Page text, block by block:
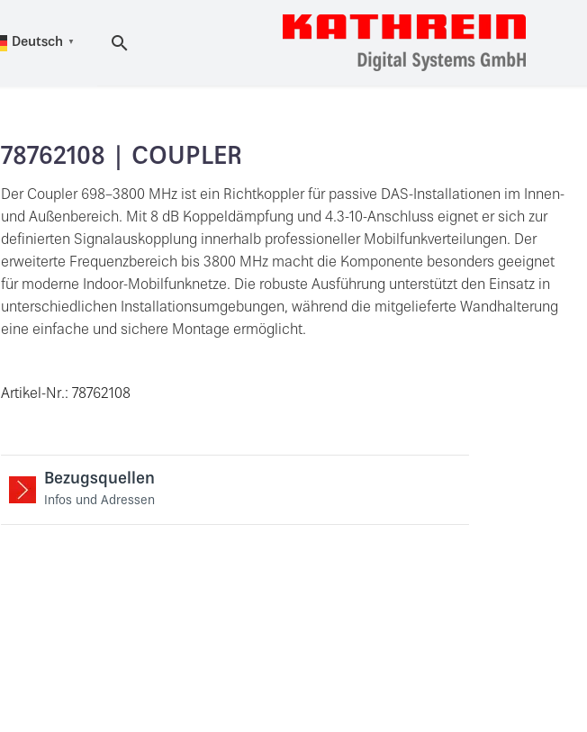
Deutsch ▼
78762108 | COUPLER
Der Coupler 698–3800 MHz ist ein Richtkoppler für passive DAS-Installationen im Innen-
und Außenbereich. Mit 8 dB Koppeldämpfung und 4.3-10-Anschluss eignet er sich zur
definierten Signalauskopplung innerhalb professioneller Mobilfunkverteilungen. Der
erweiterte Frequenzbereich bis 3800 MHz macht die Komponente besonders geeignet
für moderne Indoor-Mobilfunknetze. Die robuste Ausführung unterstützt den Einsatz in
unterschiedlichen Installationsumgebungen, während die mitgelieferte Wandhalterung
eine einfache und sichere Montage ermöglicht.
Artikel-Nr.: 78762108
Bezugsquellen
Infos und Adressen